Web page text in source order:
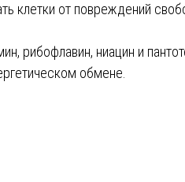
клетки от повреждений
рибофлавин, ниацин и
обмене.